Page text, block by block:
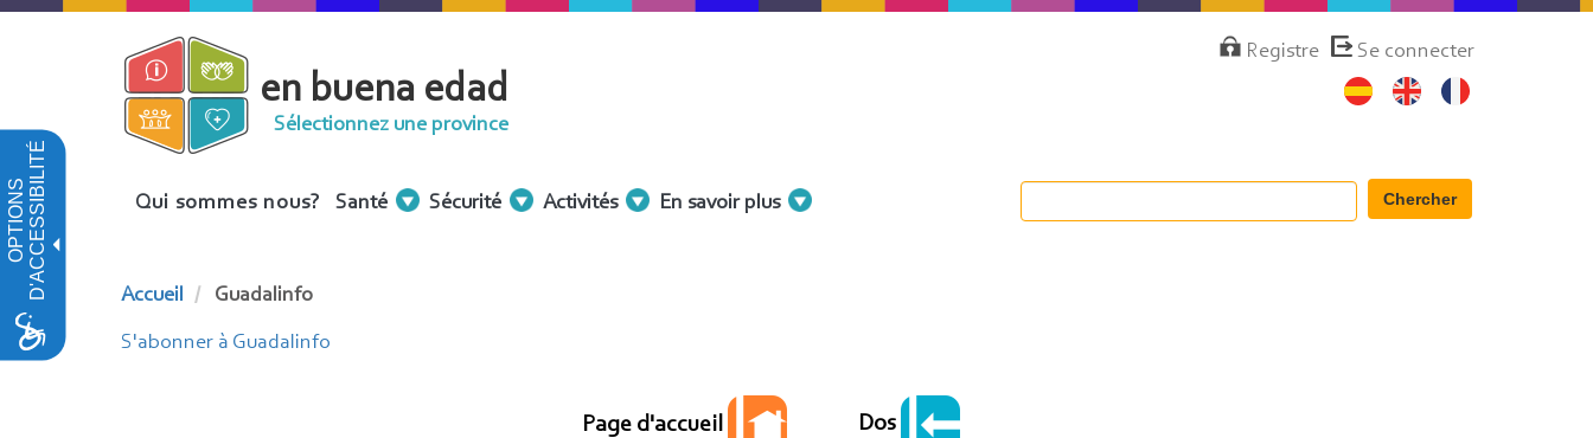
OPTIONSD'ACCESSIBILITÉ
Aller
MenúRegistre Se connecter
en buena edad
Sélectionnez une province
Menu
Qui sommes nous? Santé Sécurité Activités En savoir plus Chercher
Accueil Guadalinfo
S'abonner à Guadalinfo
Page d'accueil Dos